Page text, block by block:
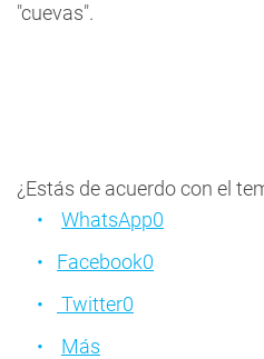
"cuevas".
¿Estás de acuerdo con el
WhatsApp0
Facebook0
Twitter0
Más